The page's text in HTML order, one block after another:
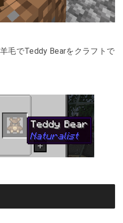
毛でTeddy Bearをクラフトで